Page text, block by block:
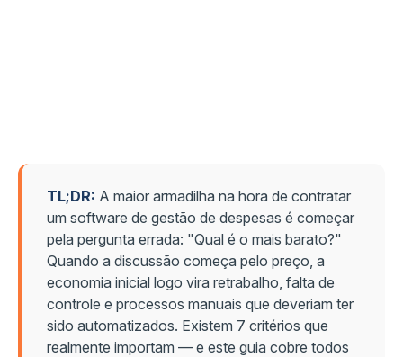
TL;DR: A maior armadilha na hora de contratar
um software de gestão de despesas é começar
pela pergunta errada: "Qual é o mais barato?"
Quando a discussão começa pelo preço, a
economia inicial logo vira retrabalho, falta de
controle e processos manuais que deveriam ter
sido automatizados. Existem 7 critérios que
realmente importam — e este guia cobre todos